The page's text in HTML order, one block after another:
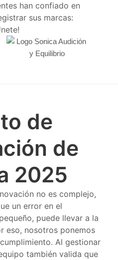
han confiado en
sus marcas:
de
de
2025
no es complejo,
un error en el
puede llevar a la
eso, nosotros ponemos
Al gestionar
también valida que